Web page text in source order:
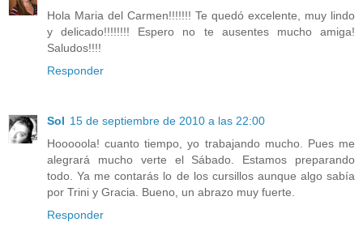
Hola Maria del Carmen!!!!!!! Te quedó excelente, muy lindo
y delicado!!!!!!!! Espero no te ausentes mucho amiga!
Saludos!!!!
Responder
Sol 15 de septiembre de 2010 a las 22:00
Hooooola! cuanto tiempo, yo trabajando mucho. Pues me
alegrará mucho verte el Sábado. Estamos preparando
todo. Ya me contarás lo de los cursillos aunque algo sabía
por Trini y Gracia. Bueno, un abrazo muy fuerte.
Responder